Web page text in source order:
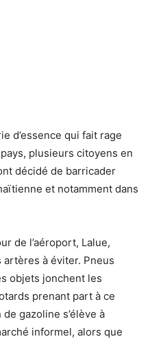
d’essence qui fait rage
plusieurs citoyens en
décidé de barricader
et notamment dans
de l’aéroport, Lalue,
artères à éviter. Pneus
objets jonchent les
prenant part à ce
gazoline s’élève à
informel, alors que